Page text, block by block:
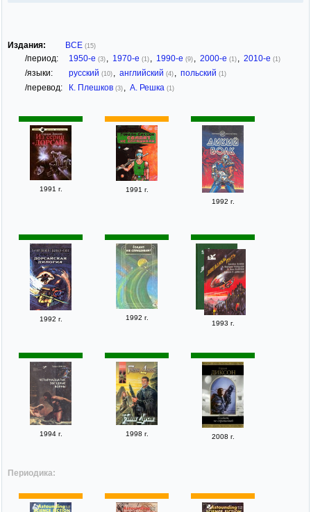
Издания: ВСЕ (15)
/период: 1950-е (3) , 1970-е (1) , 1990-е (9) , 2000-е (1) , 2010-е (1)
/языки: русский (10) , английский (4) , польский (1)
/перевод: К. Плешков (3) , А. Решка (1)
1991 г.
1991 г.
1992 г.
1992 г. 1992 г.
1993 г.
1994 г. 1998 г. 2008 г.
Периодика: